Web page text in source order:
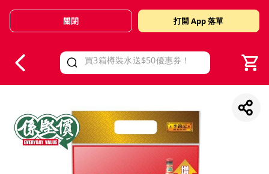
Valid Until 30 June 2026
關閉 打開 App 落單